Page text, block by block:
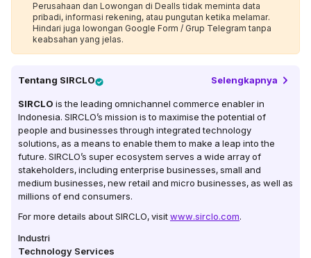
Perusahaan dan Lowongan di Dealls tidak meminta data
pribadi, informasi rekening, atau pungutan ketika melamar.
Hindari juga lowongan Google Form / Grup Telegram tanpa
keabsahan yang jelas.
Tentang SIRCLO Selengkapnya
SIRCLO is the leading omnichannel commerce enabler in
Indonesia. SIRCLO’s mission is to maximise the potential of
people and businesses through integrated technology
solutions, as a means to enable them to make a leap into the
future. SIRCLO’s super ecosystem serves a wide array of
stakeholders, including enterprise businesses, small and
medium businesses, new retail and micro businesses, as well as
millions of end consumers.
For more details about SIRCLO, visitwww.sirclo.com.
Industri
Technology Services